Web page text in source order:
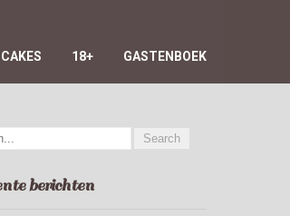
CAKES 18+ GASTENBOEK
berichten